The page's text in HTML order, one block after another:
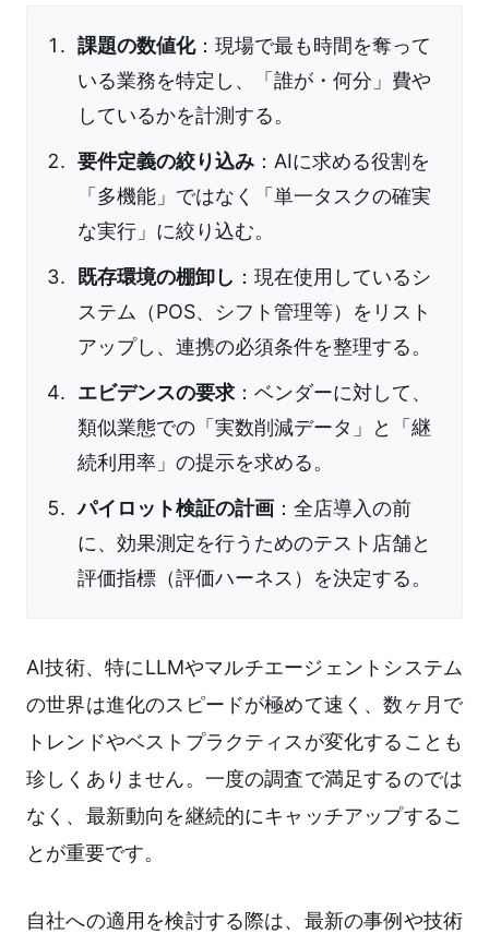
課題の数値化：現場で最も時間を奪って
いる業務を特定し、「誰が・何分」費や
しているかを計測する。
要件定義の絞り込み ：AIに求める役割を
「多機能」ではなく「単一タスクの確実
な実行」に絞り込む。
既存環境の棚卸し ：現在使用しているシ
ステム（POS、シフト管理等）をリスト
アップし、連携の必須条件を整理する。
エビデンスの要求：ベンダーに対して、
類似業態での「実数削減データ」と「継
続利用率」の提示を求める。
パイロット検証の計画 ：全店導入の前
に、効果測定を行うためのテスト店舗と
評価指標（評価ハーネス）を決定する。
AI技術、特にLLMやマルチエージェントシステム
の世界は進化のスピードが極めて速く、数ヶ月で
トレンドやベストプラクティスが変化することも
珍しくありません。一度の調査で満足するのでは
なく、最新動向を継続的にキャッチアップするこ
とが重要です。
自社への適用を検討する際は、最新の事例や技術